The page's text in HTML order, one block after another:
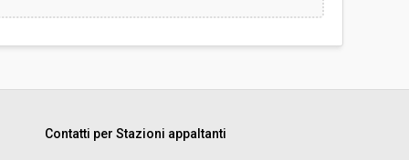
Contatti per Stazioni appaltanti